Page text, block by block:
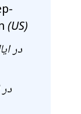
(US)